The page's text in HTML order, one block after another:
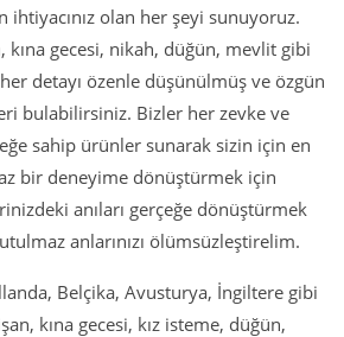
ihtiyacınız olan her şeyi sunuyoruz.
kına gecesi, nikah, düğün, mevlit gibi
detayı özenle düşünülmüş ve özgün
bulabilirsiniz. Bizler her zevke ve
sahip ürünler sunarak sizin için en
bir deneyime dönüştürmek için
anıları gerçeğe dönüştürmek
anlarınızı ölümsüzleştirelim.
Belçika, Avusturya, İngiltere gibi
kına gecesi, kız isteme, düğün,